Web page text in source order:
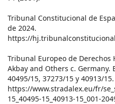
Tribunal Constitucional de
de 2024.
https://
Tribunal Europeo de Derechos
Akbay and Others c. Germany.
40495/15, 37273/15 y 40913/
https://www.stradalex.eu/fr/
15_40495-15_40913-15_001-